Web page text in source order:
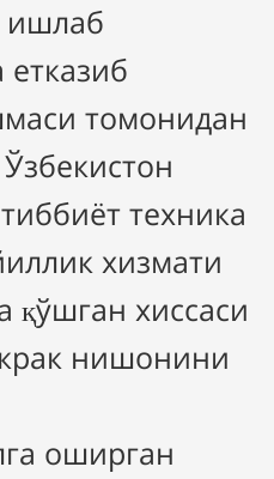
ишлаб
томонидан
техника
хизмати
қўшган хиссаси
нишонини
оширган